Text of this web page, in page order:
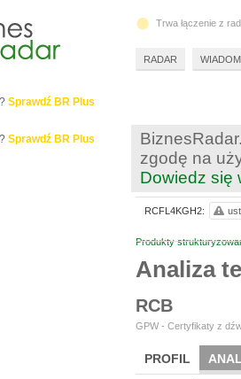
zgodę na
Dowiedz się
Produkty
Analiza
RCB
GPW - Certyfikaty z
PROFIL
RCFL4KGH2:
Sprawdź BR Plus
Sprawdź BR Plus
Trwa łączenie z
RADAR